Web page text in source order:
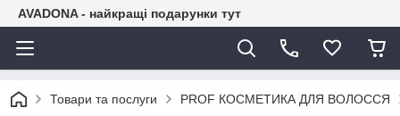
AVADONA - найкращі подарунки тут
Товари та послуги PROF КОСМЕТИКА ДЛЯ ВОЛОССЯ